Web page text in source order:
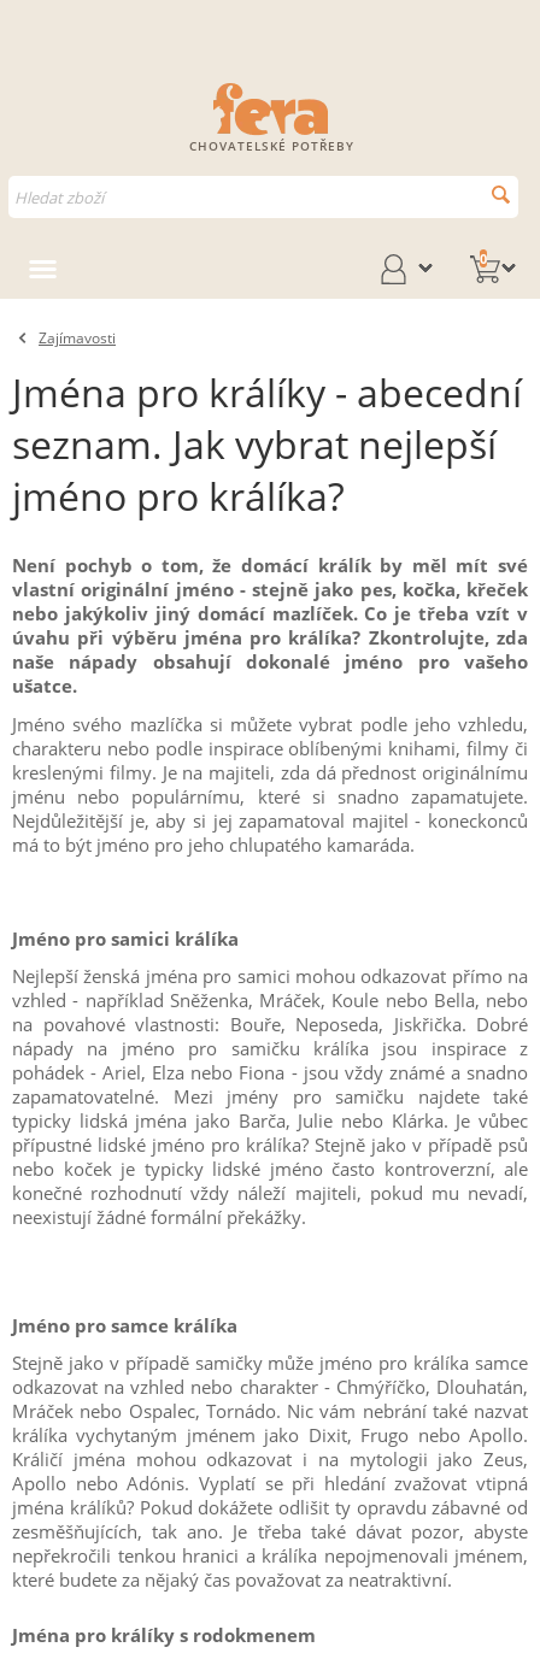
CHOVATELSKÉ POTŘEBY
0
Zajímavosti
Jména pro králíky - abecední
seznam. Jak vybrat nejlepší
jméno pro králíka?
Není pochyb o tom, že domácí králík by měl mít své
vlastní originální jméno - stejně jako pes, kočka, křeček
nebo jakýkoliv jiný domácí mazlíček. Co je třeba vzít v
úvahu při výběru jména pro králíka? Zkontrolujte, zda
naše nápady obsahují dokonalé jméno pro vašeho
ušatce.
Jméno svého mazlíčka si můžete vybrat podle jeho vzhledu,
charakteru nebo podle inspirace oblíbenými knihami, filmy či
kreslenými filmy. Je na majiteli, zda dá přednost originálnímu
jménu nebo populárnímu, které si snadno zapamatujete.
Nejdůležitější je, aby si jej zapamatoval majitel - koneckonců
má to být jméno pro jeho chlupatého kamaráda.
Jméno pro samici králíka
Nejlepší ženská jména pro samici mohou odkazovat přímo na
vzhled - například Sněženka, Mráček, Koule nebo Bella, nebo
na povahové vlastnosti: Bouře, Neposeda, Jiskřička. Dobré
nápady na jméno pro samičku králíka jsou inspirace z
pohádek - Ariel, Elza nebo Fiona - jsou vždy známé a snadno
zapamatovatelné. Mezi jmény pro samičku najdete také
typicky lidská jména jako Barča, Julie nebo Klárka. Je vůbec
přípustné lidské jméno pro králíka? Stejně jako v případě psů
nebo koček je typicky lidské jméno často kontroverzní, ale
konečné rozhodnutí vždy náleží majiteli, pokud mu nevadí,
neexistují žádné formální překážky.
Jméno pro samce králíka
Stejně jako v případě samičky může jméno pro králíka samce
odkazovat na vzhled nebo charakter - Chmýříčko, Dlouhatán,
Mráček nebo Ospalec, Tornádo. Nic vám nebrání také nazvat
králíka vychytaným jménem jako Dixit, Frugo nebo Apollo.
Králičí jména mohou odkazovat i na mytologii jako Zeus,
Apollo nebo Adónis. Vyplatí se při hledání zvažovat vtipná
jména králíků? Pokud dokážete odlišit ty opravdu zábavné od
zesměšňujících, tak ano. Je třeba také dávat pozor, abyste
nepřekročili tenkou hranici a králíka nepojmenovali jménem,
které budete za nějaký čas považovat za neatraktivní.
Jména pro králíky s rodokmenem